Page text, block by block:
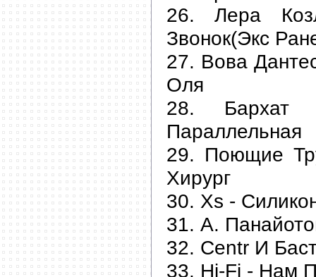
26. Лера
Звонок(Экс
27. Вова
Оля
28. Бархат
Параллельная
29. Поющие
Хирург
30. Xs -
31. А.
32. Centr И
33. Hi-Fi - Нам